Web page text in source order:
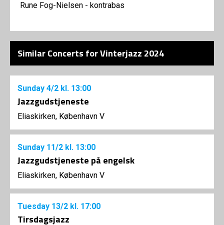
Rune Fog-Nielsen - kontrabas
Similar Concerts for Vinterjazz 2024
Sunday 4/2 kl. 13:00
Jazzgudstjeneste
Eliaskirken, København V
Sunday 11/2 kl. 13:00
Jazzgudstjeneste på engelsk
Eliaskirken, København V
Tuesday 13/2 kl. 17:00
Tirsdagsjazz